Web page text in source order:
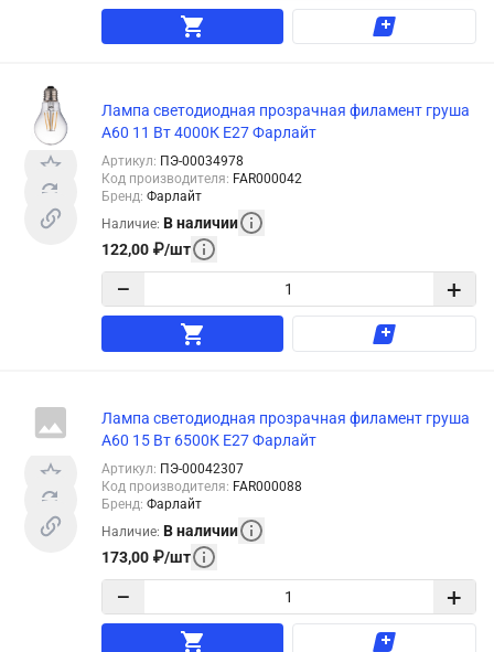
Лампа светодиодная прозрачная филамент груша
А60 11 Вт 4000К Е27 Фарлайт
Артикул: ПЭ-00034978
Код производителя: FAR000042
Бренд: Фарлайт
Наличие: В наличии
122,00 ₽/шт
− +
Лампа светодиодная прозрачная филамент груша
А60 15 Вт 6500К Е27 Фарлайт
Артикул: ПЭ-00042307
Код производителя: FAR000088
Бренд: Фарлайт
Наличие: В наличии
173,00 ₽/шт
− +